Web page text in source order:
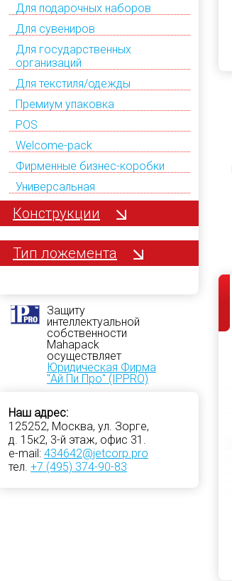
Для подарочных наборов
Для сувениров
Для государственных
организаций
Для текстиля/одежды
Премиум упаковка
POS
Welcome-pack
Фирменные бизнес-коробки
Универсальная
Конструкции
Тип ложемента
Защиту
интеллектуальной
собственности
Mahapack
осуществляет
Юридическая Фирма
"Ай Пи Про" (IPPRO)
Наш адрес:
125252, Москва, ул. Зорге,
д. 15к2, 3-й этаж, офис 31.
e-mail: 434642@jetcorp.pro
тел. +7 (495) 374-90-83